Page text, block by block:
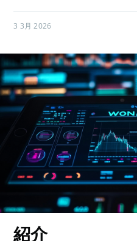
3 3月 2026
紹介